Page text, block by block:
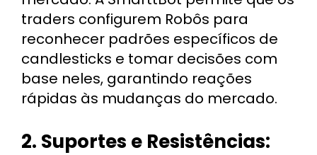
traders configurem Robôs para
reconhecer padrões específicos de
candlesticks e tomar decisões com
base neles, garantindo reações
rápidas às mudanças do mercado.
2. Suportes e Resistências: